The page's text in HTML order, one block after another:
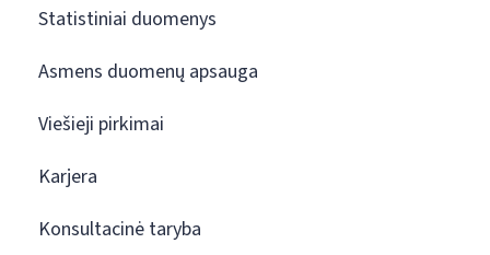
Statistiniai duomenys
Asmens duomenų apsauga
Viešieji pirkimai
Karjera
Konsultacinė taryba